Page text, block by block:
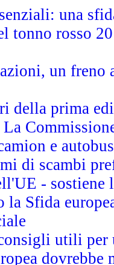
una
tonno rosso
un
della prima
e autobus
di scambi
- sostiene
la Sfida
utili per